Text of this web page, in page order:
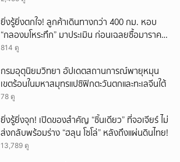
ยิ่งรู้ยิ่งตกใจ! ลูกค้าเดินทางกว่า 400 กม. หอบ
“กลองมโหระทึก” มาประเมิน ก่อนเฉลยซื้อมาราคา
เท่าไหร่?
814 ดู
กรมอุตุนิยมวิทยา อัปเดตสถานการณ์พายุหมุน
เขตร้อนในมหาสมุทรแปซิฟิกตะวันตกและทะเลจีนใต้
78 ดู
ยิ่งรู้ยิ่งจุก! เปิดของสำคัญ “ชิ้นเดียว” ที่จอเจียร์ ไม่
ส่งกลับพร้อมร่าง “ฮลุน โซโล่” หลังถึงแผ่นดินไทย!
13,789 ดู